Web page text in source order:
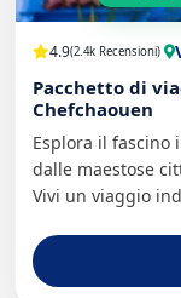
4.9(2.4k Recensioni)
Pacchetto di
Chefchaouen
Esplora il fascino
dalle maestose
Vivi un viaggio